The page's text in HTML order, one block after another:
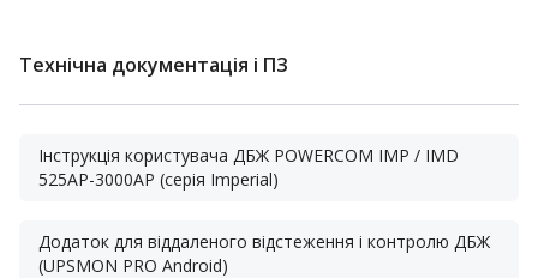
Технічна документація і ПЗ
Інструкція користувача ДБЖ POWERCOM IMP / IMD
525AP-3000AP (серія Imperial)
Додаток для віддаленого відстеження і контролю ДБЖ
(UPSMON PRO Android)